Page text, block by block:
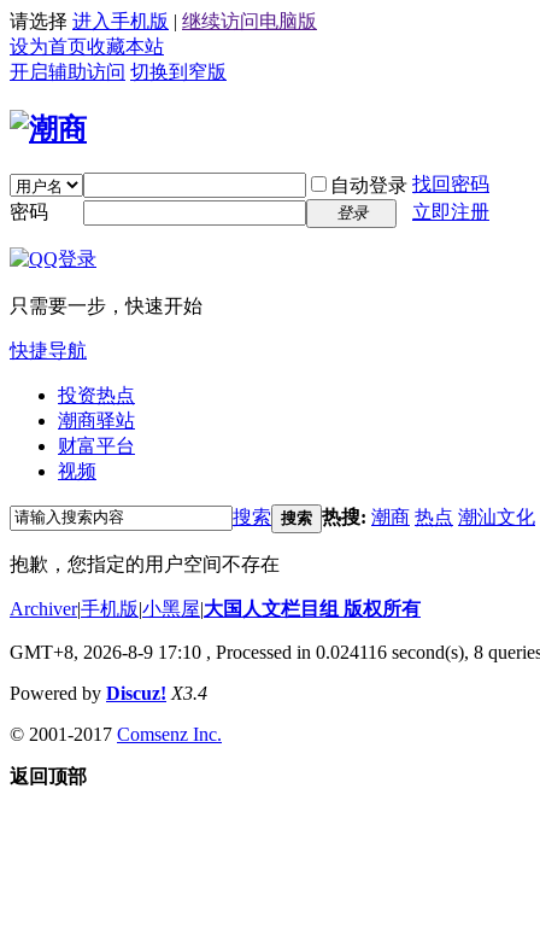
请选择 进入手机版 | 继续访问电脑版
设为首页收藏本站
开启辅助访问 切换到窄版
自动登录 找回密码
密码
登录 立即注册
只需要一步，快速开始
快捷导航
投资热点
潮商驿站
财富平台
视频
搜索 搜索 热搜: 潮商 热点 潮汕文化
抱歉，您指定的用户空间不存在
Archiver|手机版|小黑屋|大国人文栏目组 版权所有
GMT+8, 2026-8-9 17:10 , Processed in 0.024116 second(s), 8
Powered by Discuz! X3.4
© 2001-2017 Comsenz Inc.
返回顶部